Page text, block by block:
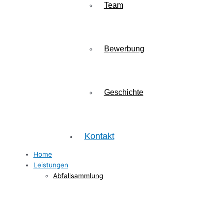
Team
Bewerbung
Geschichte
Kontakt
Home
Leistungen
Abfallsammlung